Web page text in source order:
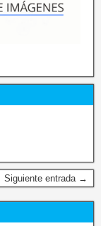
Siguiente entrada →